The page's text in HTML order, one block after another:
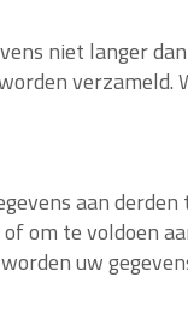
niet langer
verzameld.
aan
om te voldoen
uw